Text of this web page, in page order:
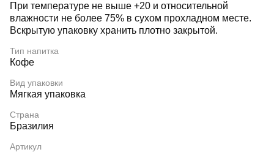
При температуре не выше +20 и относительной
влажности не более 75% в сухом прохладном месте.
Вскрытую упаковку хранить плотно закрытой.
Тип напитка
Кофе
Вид упаковки
Мягкая упаковка
Страна
Бразилия
Артикул